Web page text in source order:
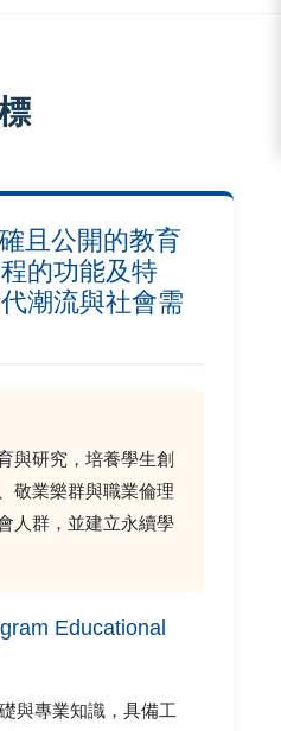
且公開的教育
的功能及特
潮流與社會需
與研究，培養學生創
敬業樂群與職業倫理
人群，並建立永續學
Educational
與專業知識，具備工